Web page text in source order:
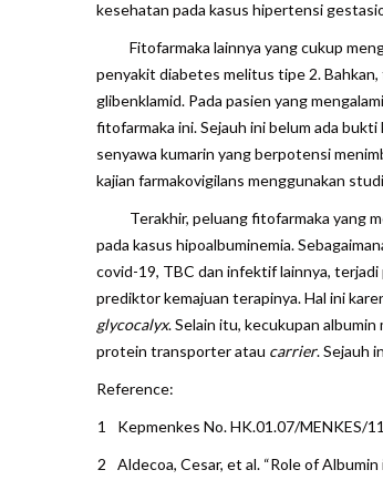
kesehatan pada kasus hipertensi
Fitofarmaka lainnya yang cukup
penyakit diabetes melitus tipe 2.
glibenklamid. Pada pasien yang
fitofarmaka ini. Sejauh ini belum ada
senyawa kumarin yang berpotensi
kajian farmakovigilans menggunakan
Terakhir, peluang fitofarmaka yang
pada kasus hipoalbuminemia.
covid-19, TBC dan infektif lainnya, terjadi
prediktor kemajuan terapinya. Hal ini
glycocalyx. Selain itu, kecukupan
protein transporter atau carrier. Sejauh
Reference:
Kepmenkes No. HK.01.07/MENKES/
Aldecoa, Cesar, et al. “Role of